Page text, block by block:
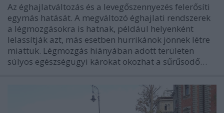
Az éghajlatváltozás és a levegőszennyezés felerősíti
egymás hatását. A megváltozó éghajlati rendszerek
a légmozgásokra is hatnak, például helyenként
lelassítják azt, más esetben hurrikánok jönnek létre
miattuk. Légmozgás hiányában adott területen
súlyos egészségügyi károkat okozhat a sűrűsödő…